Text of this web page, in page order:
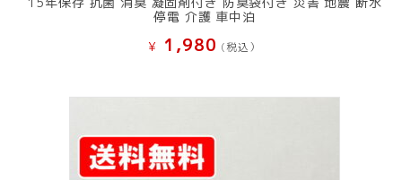
停電 介護 車中泊
¥ 1,980 (税込）